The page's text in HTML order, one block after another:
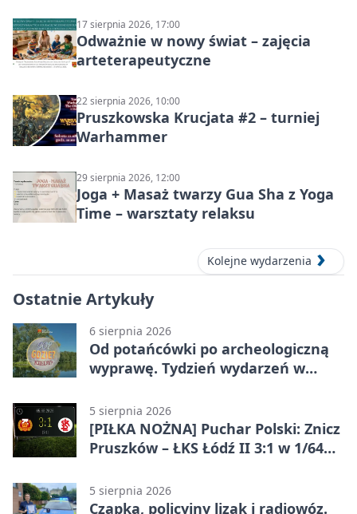
17 sierpnia 2026, 17:00
Odważnie w nowy świat – zajęcia
arteterapeutyczne
22 sierpnia 2026, 10:00
Pruszkowska Krucjata #2 – turniej
Warhammer
29 sierpnia 2026, 12:00
Joga + Masaż twarzy Gua Sha z Yoga
Time – warsztaty relaksu
Kolejne wydarzenia
Ostatnie Artykuły
6 sierpnia 2026
Od potańcówki po archeologiczną
wyprawę. Tydzień wydarzeń w
5 sierpnia 2026
[PIŁKA NOŻNA] Puchar Polski: Znicz
Pruszków – ŁKS Łódź II 3:1 w 1/64
5 sierpnia 2026
Czapka, policyjny lizak i radiowóz.